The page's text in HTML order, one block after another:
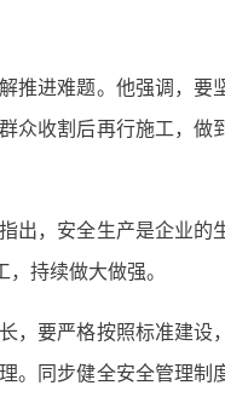
进难题。他强调，要
众收割后再行施工，做
出，安全生产是企业的
持续做大做强。
，要严格按照标准建设
同步健全安全管理制